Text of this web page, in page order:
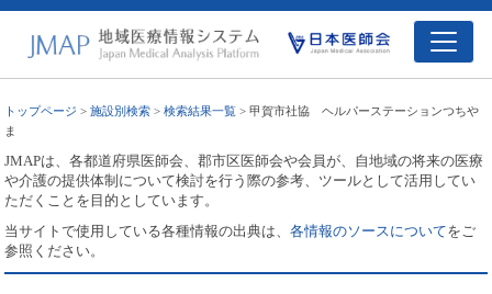
トップページ >施設別検索 >検索結果一覧 > 甲賀市社協 ヘルパーステーションつちや
ま
JMAPは、各都道府県医師会、郡市区医師会や会員が、自地域の将来の医療
や介護の提供体制について検討を行う際の参考、ツールとして活用してい
ただくことを目的としています。
当サイトで使用している各種情報の出典は、各情報のソースについてをご
参照ください。